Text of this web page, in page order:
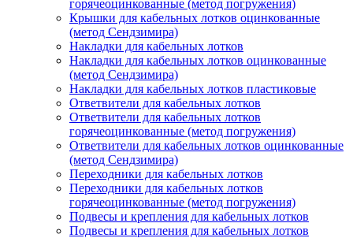
горячеоцинкованные (метод погружения)
Крышки для кабельных лотков оцинкованные
(метод Сендзимира)
Накладки для кабельных лотков
Накладки для кабельных лотков оцинкованные
(метод Сендзимира)
Накладки для кабельных лотков пластиковые
Ответвители для кабельных лотков
Ответвители для кабельных лотков
горячеоцинкованные (метод погружения)
Ответвители для кабельных лотков оцинкованные
(метод Сендзимира)
Переходники для кабельных лотков
Переходники для кабельных лотков
горячеоцинкованные (метод погружения)
Подвесы и крепления для кабельных лотков
Подвесы и крепления для кабельных лотков